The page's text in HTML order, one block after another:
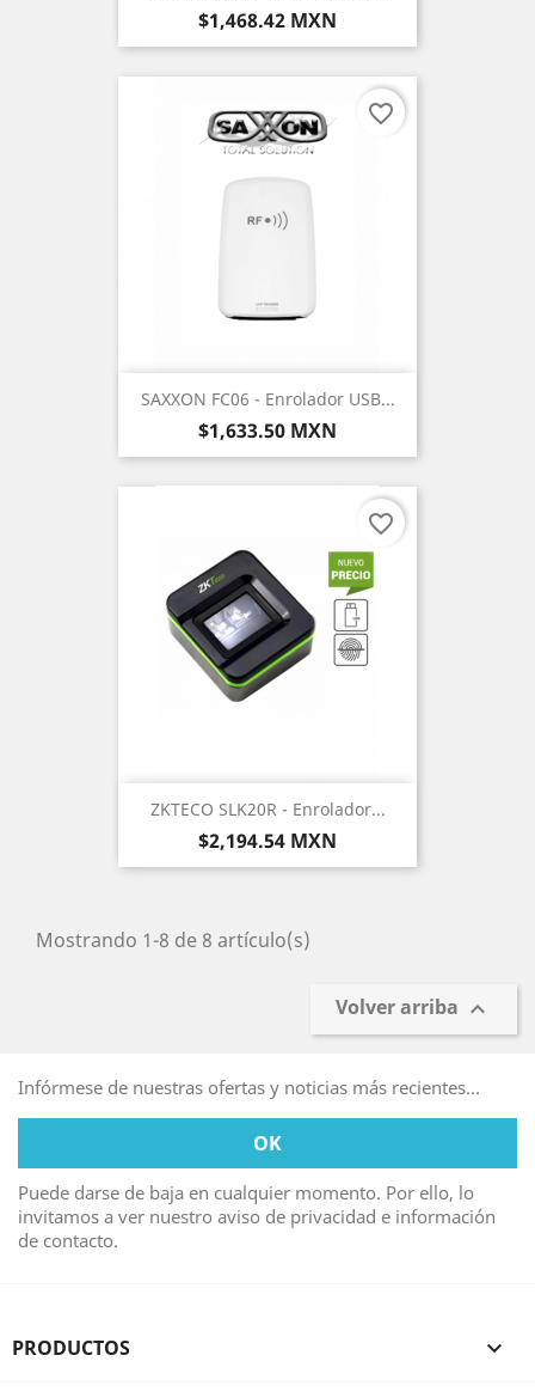
Precio
$1,468.42 MXN
SAXXON FC06 - Enrolador USB...
Precio
$1,633.50 MXN
favorite_border
ZKTECO SLK20R - Enrolador...
Precio
$2,194.54 MXN
favorite_border
Mostrando 1-8 de 8 artículo(s)
Volver arriba 
Infórmese de nuestras ofertas y noticias más recientes...
Puede darse de baja en cualquier momento. Por ello, lo
invitamos a ver nuestro aviso de privacidad e información
de contacto.
PRODUCTOS 